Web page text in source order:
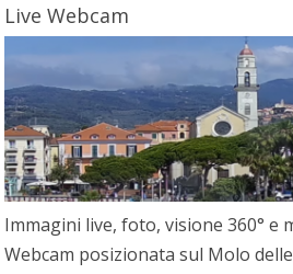
Live Webcam
Immagini live, foto, visione 360° e
Webcam posizionata sul Molo